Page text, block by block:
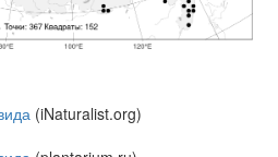
(iNaturalist.org)